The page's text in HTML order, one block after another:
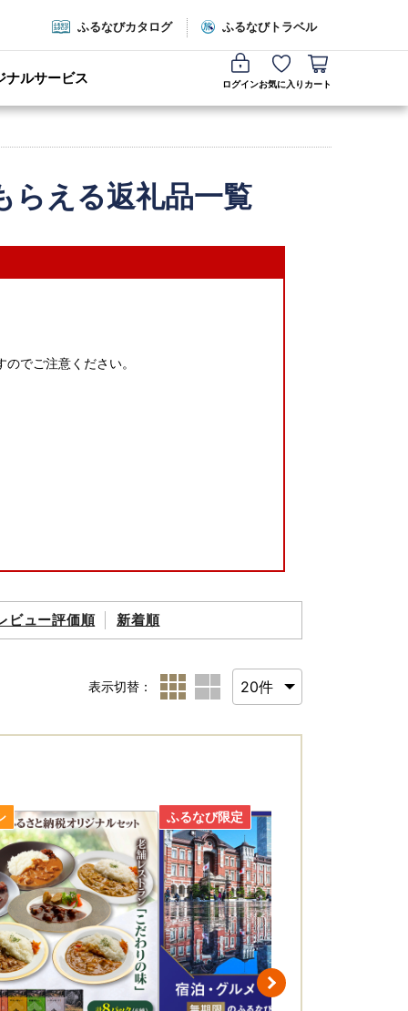
ふるなびカタログ ふるなびトラベル
ナルサービス ログインお気に入り カート
らえる返礼品一覧
でご注意ください。
ビュー評価順 新着順
表示切替：